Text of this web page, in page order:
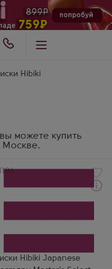
Hibiki
можете купить
Москве.
Hibiki Japanese
Мастерс Селект